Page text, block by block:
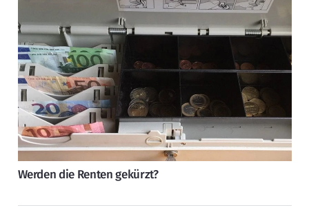
Werden die Renten gekürzt?